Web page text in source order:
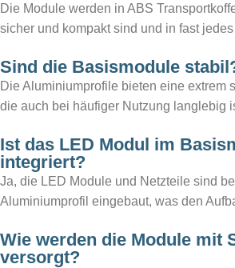
Die Module werden in ABS
sicher und kompakt sind und in fast
Sind die Basismodule
Die Aluminiumprofile bieten eine extrem
die auch bei häufiger Nutzung langlebig
Ist das LED Modul im
integriert?
Ja, die LED Module und Netzteile sind
Aluminiumprofil eingebaut, was den
Wie werden die Module mit
versorgt?